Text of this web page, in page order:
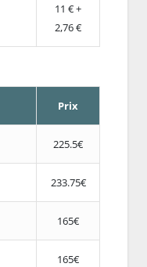
11 € +
2,76 €
Prix
225.5€
233.75€
165€
165€